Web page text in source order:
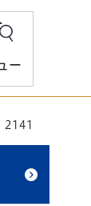
ー
2141